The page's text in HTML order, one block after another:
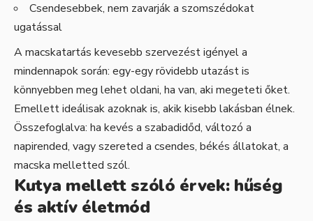
Csendesebbek, nem zavarják a szomszédokat
ugatással
A macskatartás kevesebb szervezést igényel a
mindennapok során: egy-egy rövidebb utazást is
könnyebben meg lehet oldani, ha van, aki megeteti őket.
Emellett ideálisak azoknak is, akik kisebb lakásban élnek.
Összefoglalva: ha kevés a szabadidőd, változó a
napirended, vagy szereted a csendes, békés állatokat, a
macska melletted szól.
Kutya mellett szóló érvek: hűség
és aktív életmód